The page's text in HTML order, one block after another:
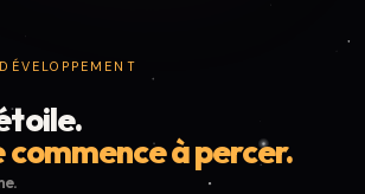
commence à percer.